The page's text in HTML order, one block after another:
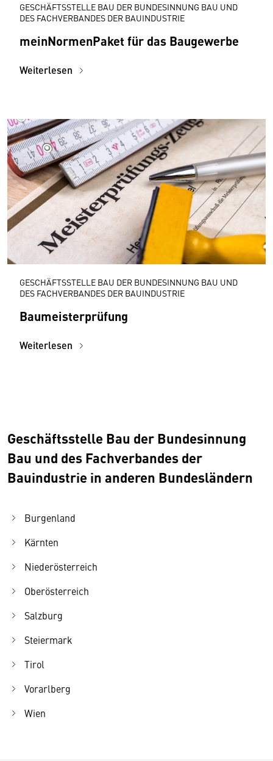
GESCHÄFTSSTELLE BAU DER BUNDESINNUNG BAU UND
DES FACHVERBANDES DER BAUINDUSTRIE
meinNormenPaket für das Baugewerbe
Weiterlesen
GESCHÄFTSSTELLE BAU DER BUNDESINNUNG BAU UND
DES FACHVERBANDES DER BAUINDUSTRIE
Baumeisterprüfung
Weiterlesen
Geschäftsstelle Bau der Bundesinnung
Bau und des Fachverbandes der
Bauindustrie in anderen Bundesländern
Burgenland
Kärnten
Niederösterreich
Oberösterreich
Salzburg
Steiermark
Tirol
Vorarlberg
Wien